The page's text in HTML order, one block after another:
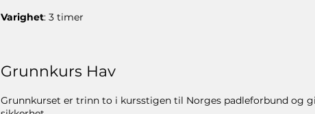
Varighet: 3 timer
Grunnkurs Hav
Grunnkurset er trinn to i kursstigen til Norges padleforbund og